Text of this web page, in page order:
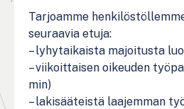
Tarjoamme
seuraavia etuja:
– lyhytaikaista majoitusta
– viikoittaisen oikeuden
min)
– lakisääteistä laajemman